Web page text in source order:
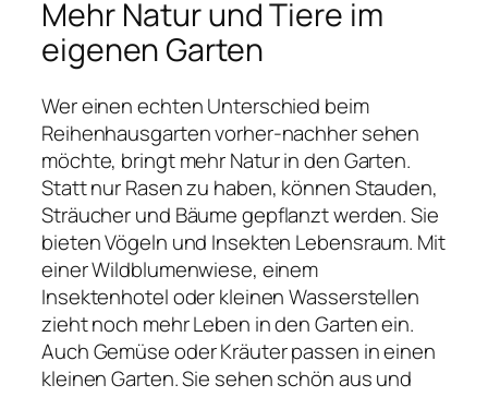
Mehr Natur und Tiere im
eigenen Garten
Wer einen echten Unterschied beim
Reihenhausgarten vorher-nachher sehen
möchte, bringt mehr Natur in den Garten.
Statt nur Rasen zu haben, können Stauden,
Sträucher und Bäume gepflanzt werden. Sie
bieten Vögeln und Insekten Lebensraum. Mit
einer Wildblumenwiese, einem
Insektenhotel oder kleinen Wasserstellen
zieht noch mehr Leben in den Garten ein.
Auch Gemüse oder Kräuter passen in einen
kleinen Garten. Sie sehen schön aus und